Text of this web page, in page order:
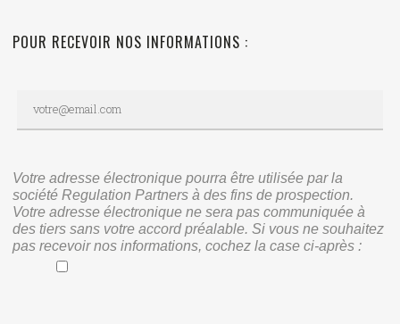
POUR RECEVOIR NOS INFORMATIONS :
Votre adresse électronique pourra être utilisée par la
société Regulation Partners à des fins de prospection.
Votre adresse électronique ne sera pas communiquée à
des tiers sans votre accord préalable. Si vous ne souhaitez
pas recevoir nos informations, cochez la case ci-après :